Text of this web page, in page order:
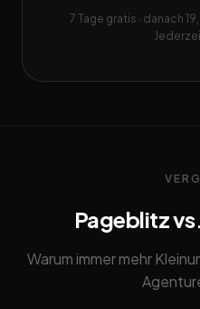
7 Tage gratis · danach
Pageblitz
Warum immer mehr